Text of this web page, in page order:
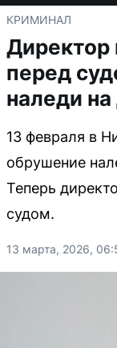
КРИМИНАЛ
Директор
перед
наледи
13 февраля в
обрушение
Теперь
судом.
13 марта, 2026,